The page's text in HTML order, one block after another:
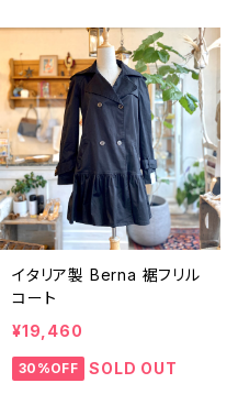
イタリア製 Berna 裾フリル
コート
¥19,460
30%OFF SOLD OUT